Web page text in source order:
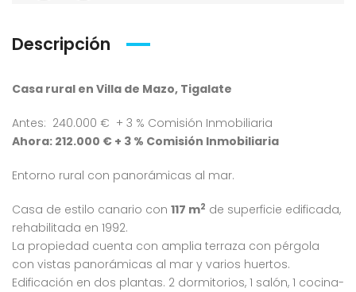
Descripción
Casa rural en Villa de Mazo, Tigalate
Antes: 240.000 € + 3 % Comisión Inmobiliaria
Ahora: 212.000 € + 3 % Comisión Inmobiliaria
Entorno rural con panorámicas al mar.
Casa de estilo canario con 117 m2 de superficie edificada,
rehabilitada en 1992.
La propiedad cuenta con amplia terraza con pérgola
con vistas panorámicas al mar y varios huertos.
Edificación en dos plantas. 2 dormitorios, 1 salón, 1 cocina-